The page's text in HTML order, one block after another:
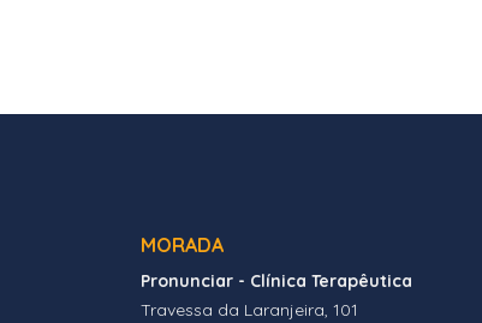
MORADA
Pronunciar - Clínica Terapêutica
Travessa da Laranjeira, 101